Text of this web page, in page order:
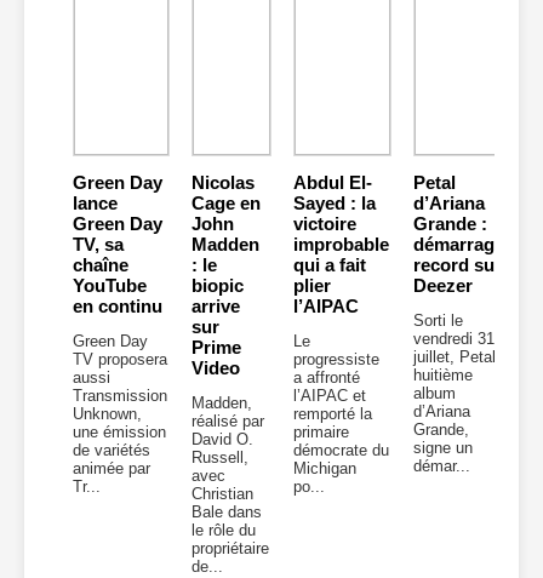
Green Day
lance
Green Day
TV, sa
chaîne
YouTube
en continu
Green Day
TV proposera
aussi
Transmission
Unknown,
une émission
de variétés
animée par
Tr...
Nicolas
Cage en
John
Madden
: le
biopic
arrive
sur
Prime
Video
Madden,
réalisé par
David O.
Russell,
avec
Christian
Bale dans
le rôle du
propriétaire
de...
Abdul El-
Sayed : la
victoire
improbable
qui a fait
plier
l’AIPAC
Le
progressiste
a affronté
l’AIPAC et
remporté la
primaire
démocrate du
Michigan
po...
Petal
d’Ariana
Grande :
démarrage
record sur
Deezer
Sorti le
vendredi 31
juillet, Petal,
huitième
album
d’Ariana
Grande,
signe un
démar...